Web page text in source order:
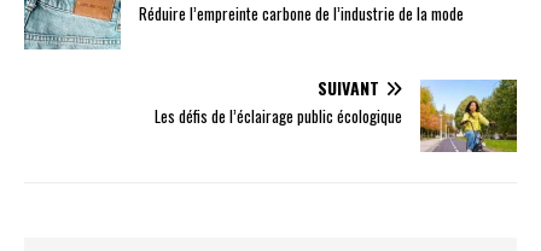
Réduire l’empreinte carbone de l’industrie de la mode
SUIVANT
Les défis de l’éclairage public écologique